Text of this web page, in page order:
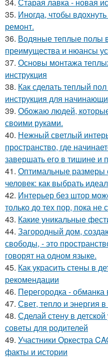
35. Иногда, чтобы
ремонт.
36. Водяные теплые полы
преимущества и нюансы
37. Основы монтажа
инструкция
38. Как сделать теплый
инструкция для
39. Обожаю людей,
своими руками.
40. Нежный светлый
пространство, где
завершать его в тишине и
41. Оптимальные размеры
человек: как выбрать
42. Интерьер без штор
только до тех пор, пока не
43. Какие уникальные
44. Загородный дом,
свободы, - это
говорят на одном языке.
45. Как украсить стены в
рекомендации
46. Перегородка - обманка
47. Свет, тепло и энергия
48. Сделай стену в
советы для родителей
49. Участники Оркестра
факты и истории